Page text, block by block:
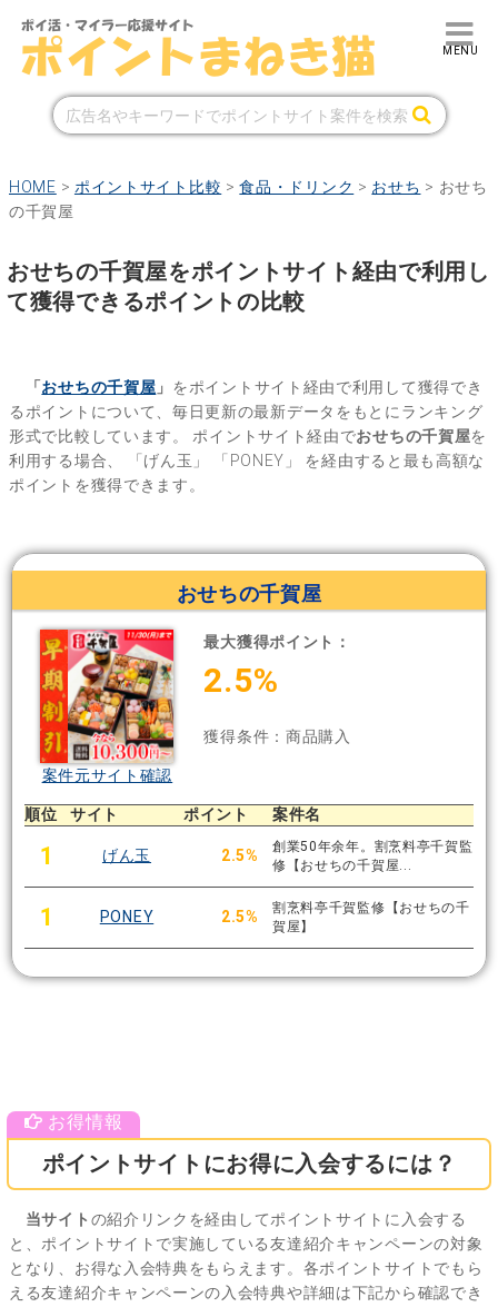
HOME > ポイントサイト比較 >食品・ドリンク > おせち > おせち
の千賀屋
おせちの千賀屋をポイントサイト経由で利用し
て獲得できるポイントの比較
「 おせちの千賀屋 」 をポイントサイト経由で利用して獲得でき
るポイントについて、毎日更新の最新データをもとにランキング
形式で比較しています。 ポイントサイト経由でおせちの千賀屋を
利用する場合、
「げん玉」 「PONEY」
を経由すると最も高額な
ポイントを獲得できます。
おせちの千賀屋
案件元サイト確認
最大獲得ポイント：
2.5%
獲得条件：商品購入
順位 サイト ポイント 案件名
1 げん玉 2.5%
創業50年余年。割烹料亭千賀監
修【おせちの千賀屋...
1 PONEY 2.5%
割烹料亭千賀監修【おせちの千
賀屋】
ポイントサイトにお得に入会するには？
当サイト の紹介リンクを経由してポイントサイトに入会する
と、ポイントサイトで実施している友達紹介キャンペーンの対象
となり、お得な入会特典をもらえます。各ポイントサイトでもら
える友達紹介キャンペーンの入会特典や詳細は下記から確認でき